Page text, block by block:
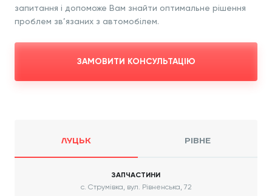
запитання і допоможе Вам знайти оптимальне рішення
проблем зв’язаних з автомобілем.
ЗАМОВИТИ КОНСУЛЬТАЦІЮ
ЛУЦЬК РІВНЕ
ЗАПЧАСТИНИ
с. Струмівка, вул. Рівненська, 72